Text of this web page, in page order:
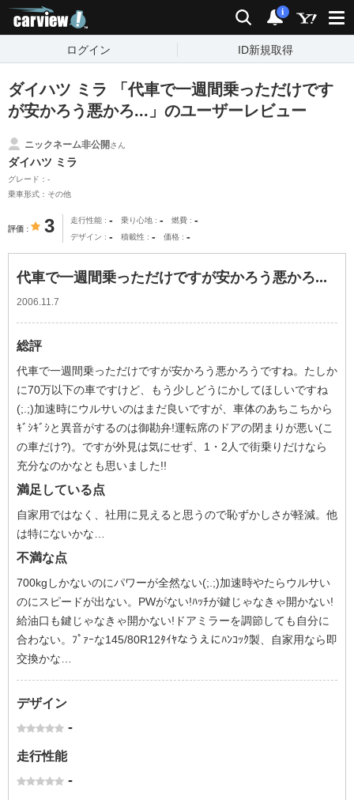
検索 通知
i
ログイン ID新規取得
ダイハツ ミラ 「代車で一週間乗っただけです
が安かろう悪かろ...」のユーザーレビュー
ニックネーム非公開さん
ダイハツ ミラ
グレード：-
乗車形式：その他
評価 3 走行性能 - 乗り心地 - 燃費 -
デザイン - 積載性 - 価格 -
代車で一週間乗っただけですが安かろう悪かろ...
2006.11.7
総評
代車で一週間乗っただけですが安かろう悪かろうですね。たしか
に70万以下の車ですけど、もう少しどうにかしてほしいですね
(;.;)加速時にウルサいのはまだ良いですが、車体のあちこちから
ｷﾞｼｷﾞｼと異音がするのは御勘弁!運転席のドアの閉まりが悪い(こ
の車だけ?)。ですが外見は気にせず、1・2人で街乗りだけなら
充分なのかなとも思いました!!
満足している点
自家用ではなく、社用に見えると思うので恥ずかしさが軽減。他
は特にないかな…
不満な点
700kgしかないのにパワーが全然ない(;.;)加速時やたらウルサい
のにスピードが出ない。PWがない!ﾊｯﾁが鍵じゃなきゃ開かない!
給油口も鍵じゃなきゃ開かない!ドアミラーを調節しても自分に
合わない。ﾌﾟｧｰな145/80R12ﾀｲﾔなうえにﾊﾝｺｯｸ製、自家用なら即
交換かな…
デザイン
-
走行性能
-